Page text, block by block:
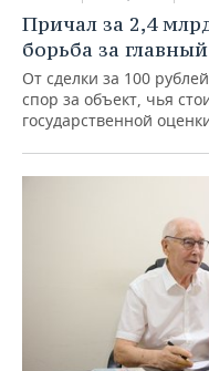
Причал за 2,4
борьба за
От сделки за 100
спор за объект, чья
государственной